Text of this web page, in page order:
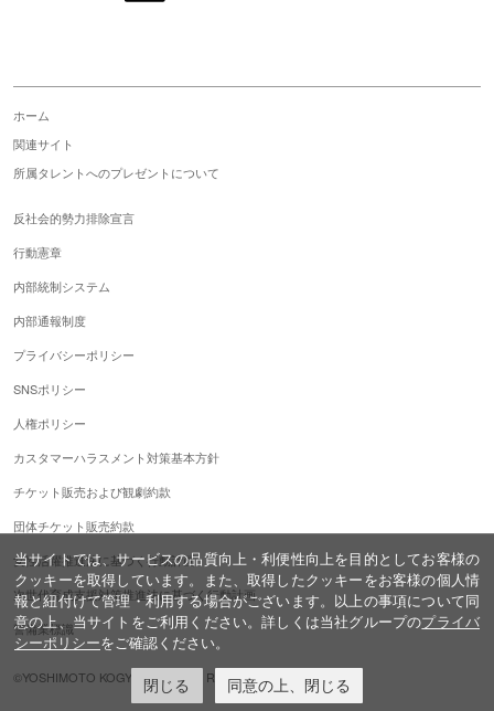
ホーム
関連サイト
所属タレントへのプレゼントについて
反社会的勢力排除宣言
行動憲章
内部統制システム
内部通報制度
プライバシーポリシー
SNSポリシー
人権ポリシー
カスタマーハラスメント対策基本方針
チケット販売および観劇約款
団体チケット販売約款
女性活躍推進法に基づく行動計画
次世代育成支援対策推進法に基づく行動計画
警備業標識
©YOSHIMOTO KOGYO,ALL Rights Reserved.
当サイトでは、サービスの品質向上・利便性向上を目的としてお客様の
クッキーを取得しています。また、取得したクッキーをお客様の個人情
報と紐付けて管理・利用する場合がございます。以上の事項について同
意の上、当サイトをご利用ください。詳しくは当社グループのプライバ
シーポリシーをご確認ください。
閉じる 同意の上、閉じる